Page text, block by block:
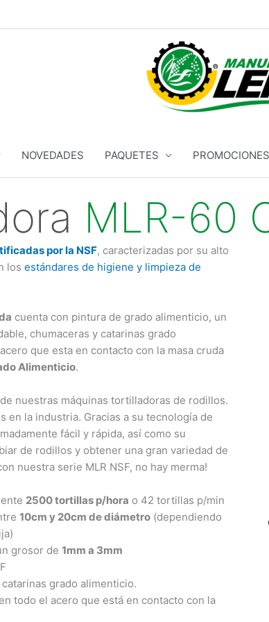
NOVEDADES PAQUETES PROMOCIONES
MLR-60
por la NSF, caracterizadas por su alto
los estándares de higiene y limpieza de
cuenta con pintura de grado alimenticio, un
chumaceras y catarinas grado
que esta en contacto con la masa cruda
Alimenticio.
nuestras máquinas tortilladoras de rodillos.
en la industria. Gracias a su tecnología de
fácil y rápida, así como su
de rodillos y obtener una gran variedad de
nuestra serie MLR NSF, no hay merma!
2500 tortillas p/hora o 42 tortillas p/min
10cm y 20cm de diámetro (dependiendo
grosor de 1mm a 3mm
grado alimenticio.
todo el acero que está en contacto con la